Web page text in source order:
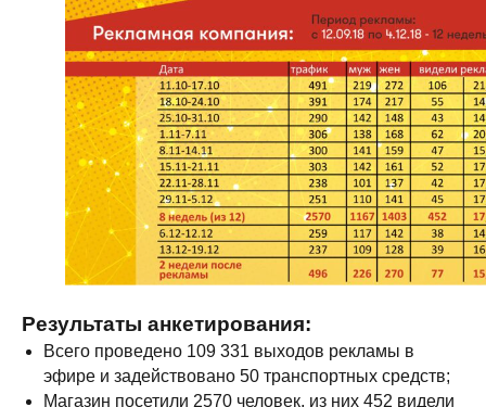
Результаты анкетирования:
Всего проведено 109 331 выходов рекламы в
эфире и задействовано 50 транспортных средств;
Магазин посетили 2570 человек, из них 452 видели